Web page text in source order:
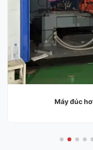
Máy đúc